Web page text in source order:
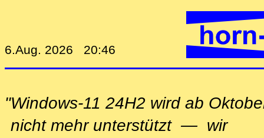
6.Aug. 2026 20:46
"Windows-11 24H2 wird ab
nicht mehr unterstützt — wir